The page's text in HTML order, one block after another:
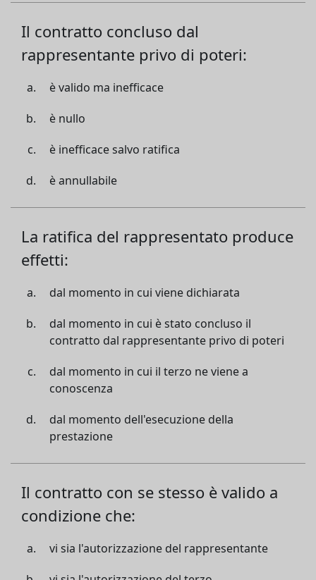
Il contratto concluso dal
rappresentante privo di poteri:
è valido ma inefficace
è nullo
è inefficace salvo ratifica
è annullabile
La ratifica del rappresentato produce
effetti:
dal momento in cui viene dichiarata
dal momento in cui è stato concluso il
contratto dal rappresentante privo di poteri
dal momento in cui il terzo ne viene a
conoscenza
dal momento dell'esecuzione della
prestazione
Il contratto con se stesso è valido a
condizione che:
vi sia l'autorizzazione del rappresentante